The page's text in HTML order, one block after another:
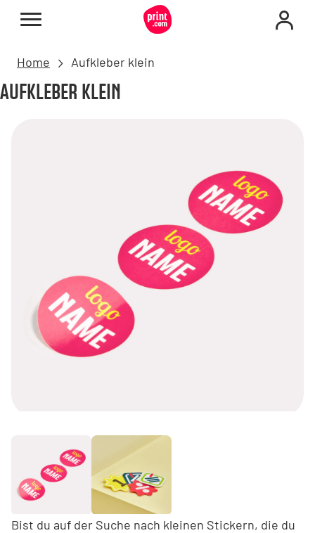
Home Aufkleber klein
AUFKLEBER KLEIN
Bist du auf der Suche nach kleinen Stickern, die du